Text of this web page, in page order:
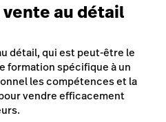
au détail
détail, qui est peut-être le
formation spécifique à un
les compétences et la
vendre efficacement